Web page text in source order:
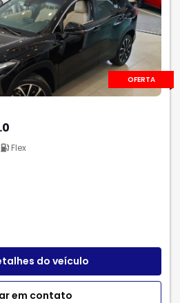
OFERTA
Flex
do veículo
em contato